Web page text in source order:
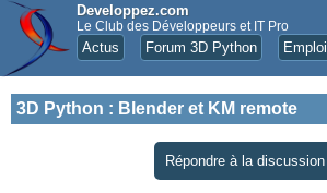
Developpez.com
Le Club des Développeurs et IT Pro
Actus Forum 3D Python Emploi
3D Python : Blender et KM remote
Répondre à la discussion